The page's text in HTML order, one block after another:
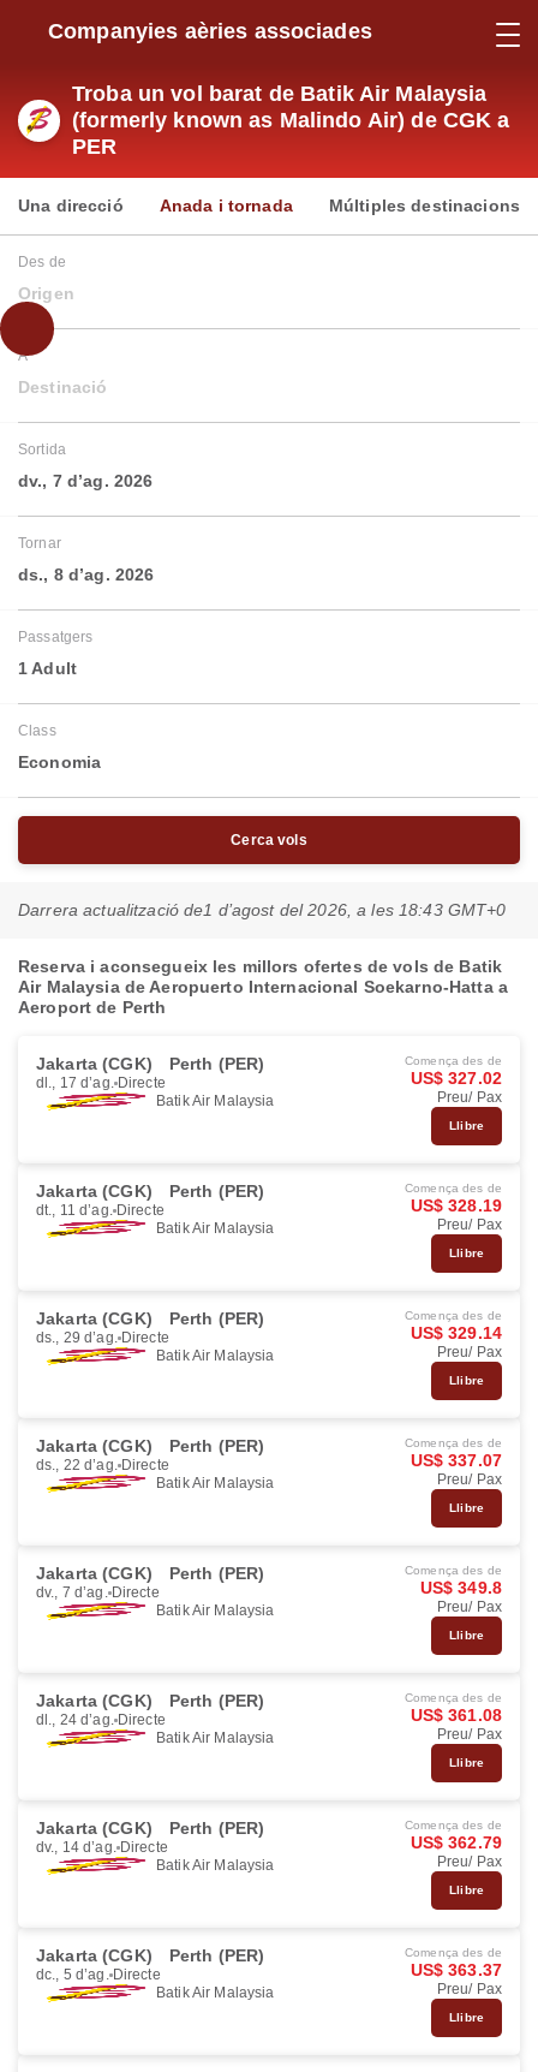
Companyies aèries associades
Troba un vol barat de Batik Air Malaysia
(formerly known as Malindo Air) de CGK a
PER
Una direcció Anada i tornada Múltiples destinacions
Des de
Origen
A
Destinació
Sortida
dv., 7 d’ag. 2026
Tornar
ds., 8 d’ag. 2026
Passatgers
1 Adult
Class
Economia
Cerca vols
Darrera actualització de1 d’agost del 2026, a les 18:43 GMT+0
Reserva i aconsegueix les millors ofertes de vols de Batik
Air Malaysia de Aeropuerto Internacional Soekarno-Hatta a
Aeroport de Perth
Jakarta (CGK) Perth (PER)
dl., 17 d’ag. Directe
Batik Air Malaysia
Comença des de
US$ 327.02
Preu/ Pax
Llibre
Jakarta (CGK) Perth (PER)
dt., 11 d’ag. Directe
Batik Air Malaysia
Comença des de
US$ 328.19
Preu/ Pax
Llibre
Jakarta (CGK) Perth (PER)
ds., 29 d’ag. Directe
Batik Air Malaysia
Comença des de
US$ 329.14
Preu/ Pax
Llibre
Jakarta (CGK) Perth (PER)
ds., 22 d’ag. Directe
Batik Air Malaysia
Comença des de
US$ 337.07
Preu/ Pax
Llibre
Jakarta (CGK) Perth (PER)
dv., 7 d’ag. Directe
Batik Air Malaysia
Comença des de
US$ 349.8
Preu/ Pax
Llibre
Jakarta (CGK) Perth (PER)
dl., 24 d’ag. Directe
Batik Air Malaysia
Comença des de
US$ 361.08
Preu/ Pax
Llibre
Jakarta (CGK) Perth (PER)
dv., 14 d’ag. Directe
Batik Air Malaysia
Comença des de
US$ 362.79
Preu/ Pax
Llibre
Jakarta (CGK) Perth (PER)
dc., 5 d’ag. Directe
Batik Air Malaysia
Comença des de
US$ 363.37
Preu/ Pax
Llibre